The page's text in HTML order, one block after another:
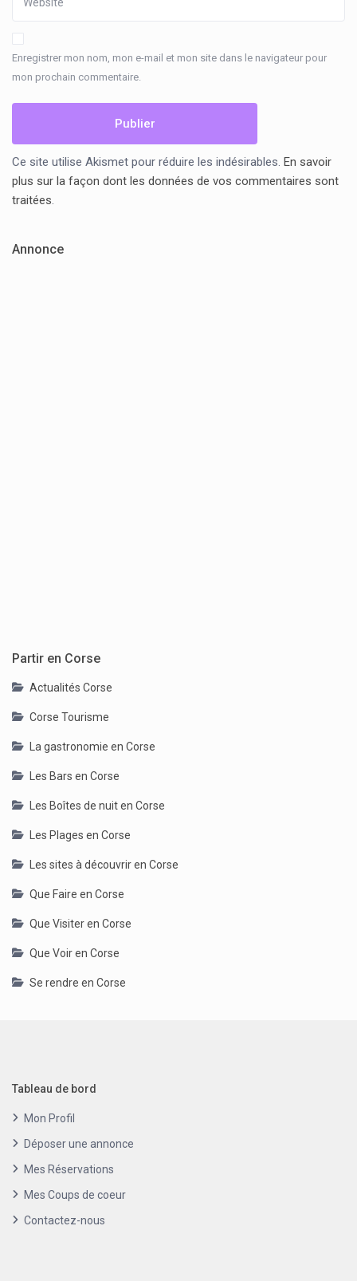
Enregistrer mon nom, mon e-mail et mon site dans le navigateur pour
mon prochain commentaire.
Ce site utilise Akismet pour réduire les indésirables.En savoir
plus sur la façon dont les données de vos commentaires sont
traitées.
Annonce
Partir en Corse
Actualités Corse
Corse Tourisme
La gastronomie en Corse
Les Bars en Corse
Les Boîtes de nuit en Corse
Les Plages en Corse
Les sites à découvrir en Corse
Que Faire en Corse
Que Visiter en Corse
Que Voir en Corse
Se rendre en Corse
Tableau de bord
Mon Profil
Déposer une annonce
Mes Réservations
Mes Coups de coeur
Contactez-nous